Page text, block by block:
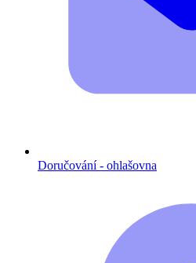
Doručování - ohlašovna